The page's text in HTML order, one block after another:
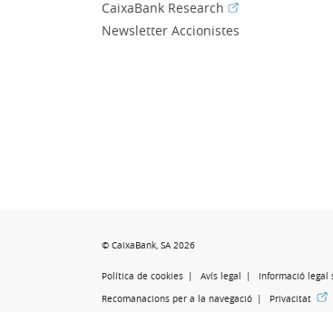
CaixaBank Research (Obre en finestra
Newsletter Accionistes
© CaixaBank, SA 2026
Política de cookies Avís legal Informació legal
Recomanacions per a la navegació
Privacitat